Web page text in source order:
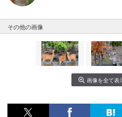
その他の画像
画像を全て表